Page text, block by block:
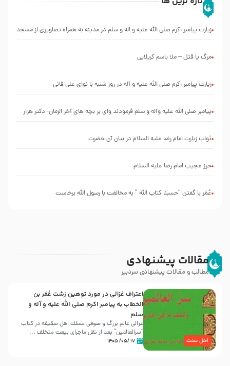
زیارت پیامبر اکرم صلی الله علیه و اله و سلم در مدینه به همراه تصاویری از مسجد
مرگ یا قتل – ملا باسم کربلایی
زیارت پیامبر اکرم صلی الله علیه و آله در روز شنبه با نوای علی فانی
پیامبر صلی الله علیه وآله و سلم فرمودند وای بر بچه های آخر الزمان- دکتر هزار
ثواب زیارت امام رضا علیه السلام در بیان آن حضرت
حرز عجیب امام رضا علیه السلام
عُمَر با گفتن “حسبنا كتاب اللّه ” به مخالفت با رسول اللّه برخاست
مقالات پیشنهادی
مطالب و مقالات پیشنهادی سردبیر
اهل سنت
اعتراف غزالی در مورد توهین زشت عُمَر بن
الخطاب به پیامبر اکرم صلی الله علیه و آله و
سلم
غزالی عالم بزرگ و صوفی مسلك اهل سقيفه در کتاب
“سرالعالمین” بعد از نقل ماجرای بیعت متخلف ...
۱۷ /۰۵/ ۱۴۰۵